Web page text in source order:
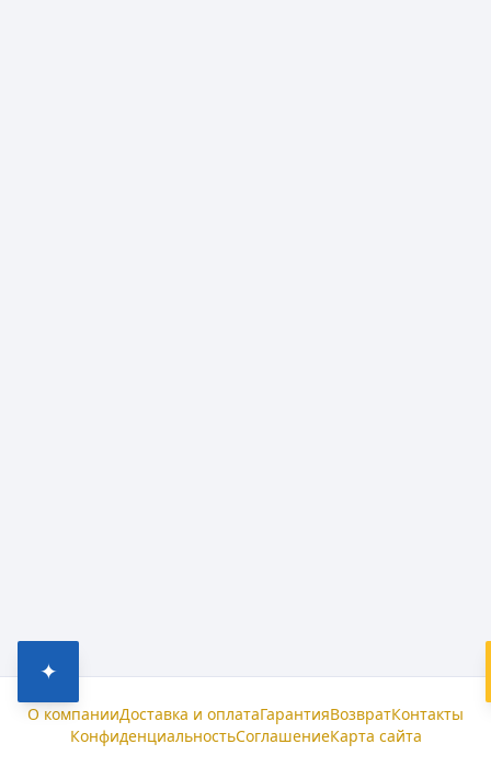
✦
О компанииДоставка и оплатаГарантияВозвратКонтакты
КонфиденциальностьСоглашениеКарта сайта